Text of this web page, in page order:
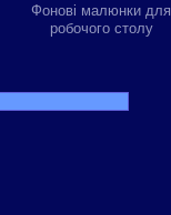
Фонові малюнки для
робочого столу